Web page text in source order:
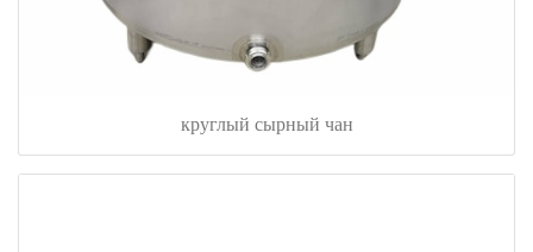
круглый сырный чан